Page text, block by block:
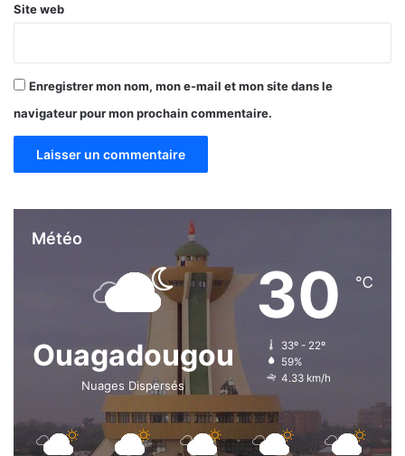
Site web
Enregistrer mon nom, mon e-mail et mon site dans le
navigateur pour mon prochain commentaire.
Météo
Ouagadougou
Nuages Dispersés
30 ℃
33º - 22º
59%
4.33 km/h